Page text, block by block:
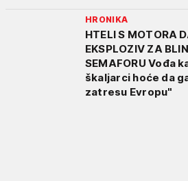
HRONIKA
HTELI S MOTORA
EKSPLOZIV ZA
SEMAFORU Vođa
škaljarci hoće da
zatresu Evropu"